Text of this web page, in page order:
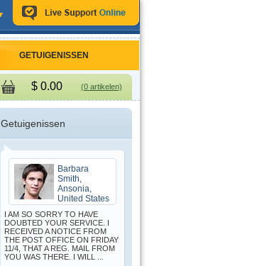
GETUIGENISSEN
$ 0.00 (0 artikelen)
Getuigenissen
Barbara
Smith,
Ansonia,
United States
I AM SO SORRY TO HAVE
DOUBTED YOUR SERVICE. I
RECEIVED A NOTICE FROM
THE POST OFFICE ON FRIDAY
11/4, THAT A REG. MAIL FROM
YOU WAS THERE. I WILL ...